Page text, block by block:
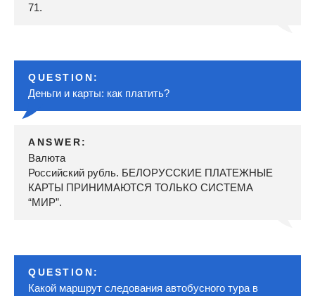
71.
QUESTION:
Деньги и карты: как платить?
ANSWER:
Валюта
Российский рубль. БЕЛОРУССКИЕ ПЛАТЕЖНЫЕ
КАРТЫ ПРИНИМАЮТСЯ ТОЛЬКО СИСТЕМА
“МИР”.
QUESTION:
Какой маршрут следования автобусного тура в